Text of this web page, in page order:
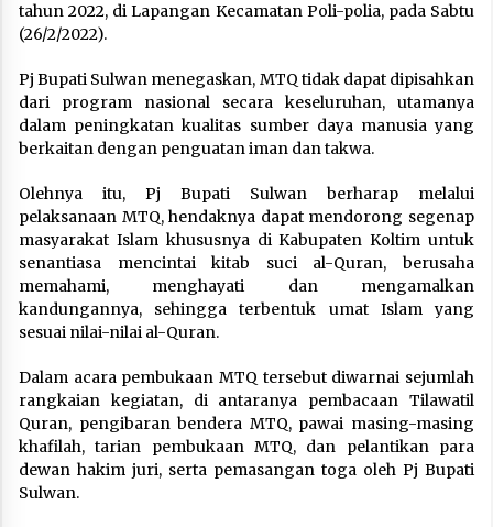
tahun 2022, di Lapangan Kecamatan Poli-polia, pada Sabtu
(26/2/2022).
Pj Bupati Sulwan menegaskan, MTQ tidak dapat dipisahkan
dari program nasional secara keseluruhan, utamanya
dalam peningkatan kualitas sumber daya manusia yang
berkaitan dengan penguatan iman dan takwa.
Olehnya itu, Pj Bupati Sulwan berharap melalui
pelaksanaan MTQ, hendaknya dapat mendorong segenap
masyarakat Islam khususnya di Kabupaten Koltim untuk
senantiasa mencintai kitab suci al-Quran, berusaha
memahami, menghayati dan mengamalkan
kandungannya, sehingga terbentuk umat Islam yang
sesuai nilai-nilai al-Quran.
Dalam acara pembukaan MTQ tersebut diwarnai sejumlah
rangkaian kegiatan, di antaranya pembacaan Tilawatil
Quran, pengibaran bendera MTQ, pawai masing-masing
khafilah, tarian pembukaan MTQ, dan pelantikan para
dewan hakim juri, serta pemasangan toga oleh Pj Bupati
Sulwan.